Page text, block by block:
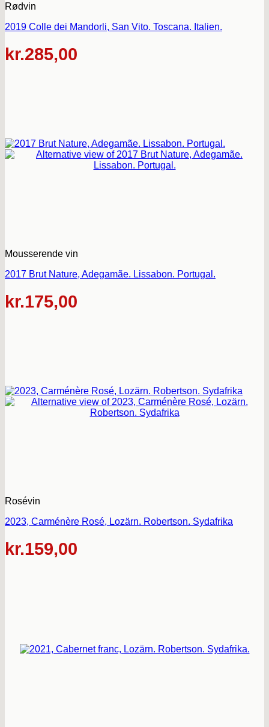
Rødvin
2019 Colle dei Mandorli, San Vito. Toscana. Italien.
kr.285,00
Mousserende vin
2017 Brut Nature, Adegamãe. Lissabon. Portugal.
kr.175,00
Rosévin
2023, Carménère Rosé, Lozärn. Robertson. Sydafrika
kr.159,00